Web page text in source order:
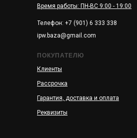
ipw.baza@gmail.com
Гарантия, доставка и оплата
Рассрочка
Клиенты
Реквизиты
ПОКУПАТЕЛЮ
Телефон: +7 (901) 6 333 338
Время работы: ПН-ВС 9:00 - 19:00